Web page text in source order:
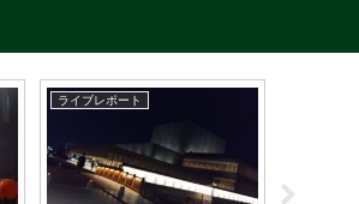
ライブレポート